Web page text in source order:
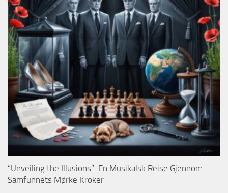
“Unveiling the Illusions”: En Musikalsk Reise Gjennom
Samfunnets Mørke Kroker